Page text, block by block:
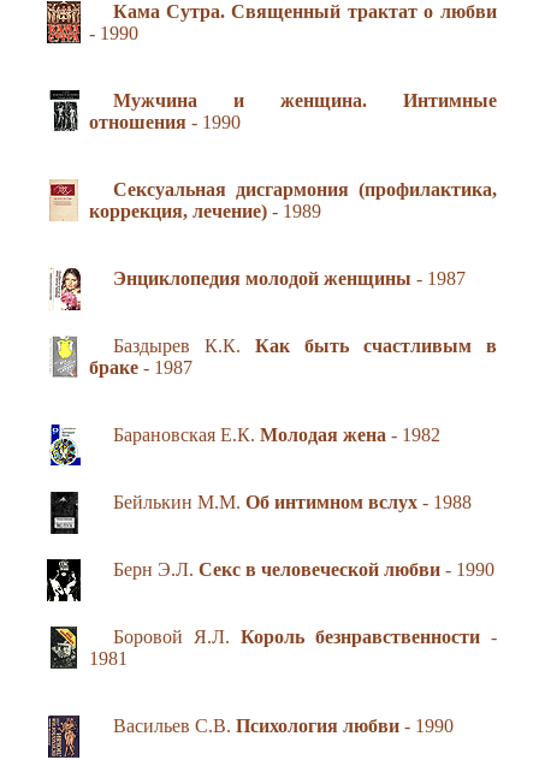
Кама Сутра. Священный трактат о любви
- 1990
Мужчина и женщина. Интимные
отношения- 1990
Сексуальная дисгармония (профилактика,
коррекция, лечение)- 1989
Энциклопедия молодой женщины - 1987
Баздырев К.К. Как быть счастливым в
браке- 1987
Барановская Е.К. Молодая жена - 1982
Бейлькин М.М. Об интимном вслух- 1988
Берн Э.Л. Секс в человеческой любви- 1990
Боровой Я.Л. Король безнравственности-
1981
Васильев С.В. Психология любви- 1990